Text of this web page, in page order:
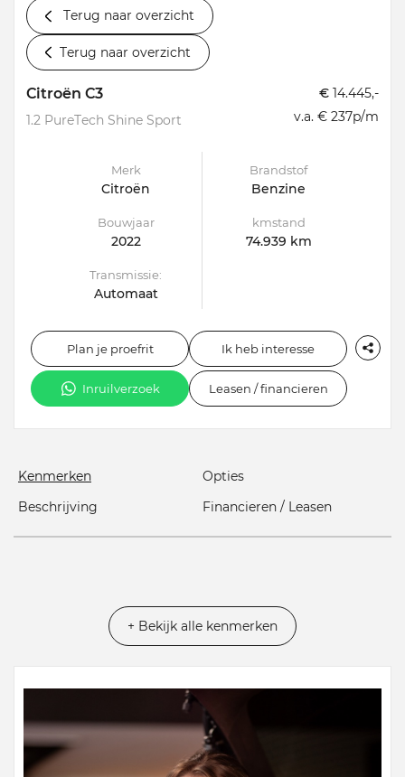
Terug naar overzicht
Terug naar overzicht
Citroën C3
1.2 PureTech Shine Sport
€ 14.445,-
v.a. € 237p/m
Merk
Citroën
Brandstof
Benzine
Bouwjaar
2022
kmstand
74.939 km
Transmissie:
Automaat
Plan je proefrit Ik heb interesse
Inruilverzoek Leasen / financieren
Kenmerken
Opties
Beschrijving
Financieren / Leasen
+ Bekijk alle kenmerken